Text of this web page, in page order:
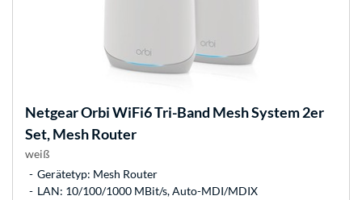
NetgearOrbi WiFi6 Tri-Band Mesh System 2er
Set, Mesh Router
weiß
Gerätetyp: Mesh Router
LAN: 10/100/1000 MBit/s, Auto-MDI/MDIX